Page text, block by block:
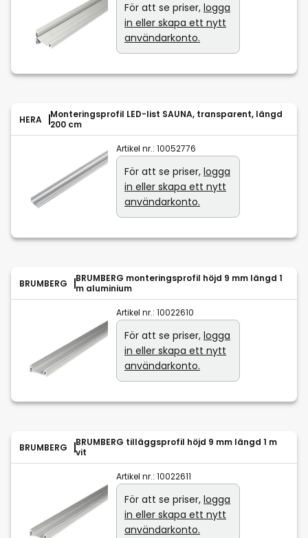
För att se priser, logga
in eller skapa ett nytt
användarkonto.
HERA
Monteringsprofil LED-list SAUNA, transparent, längd
200 cm
Artikel nr.: 10052776
För att se priser, logga
in eller skapa ett nytt
användarkonto.
BRUMBERG
BRUMBERG monteringsprofil höjd 9 mm längd 1
m aluminium
Artikel nr.: 10022610
För att se priser, logga
in eller skapa ett nytt
användarkonto.
BRUMBERG
BRUMBERG tilläggsprofil höjd 9 mm längd 1 m
vit
Artikel nr.: 10022611
För att se priser, logga
in eller skapa ett nytt
användarkonto.